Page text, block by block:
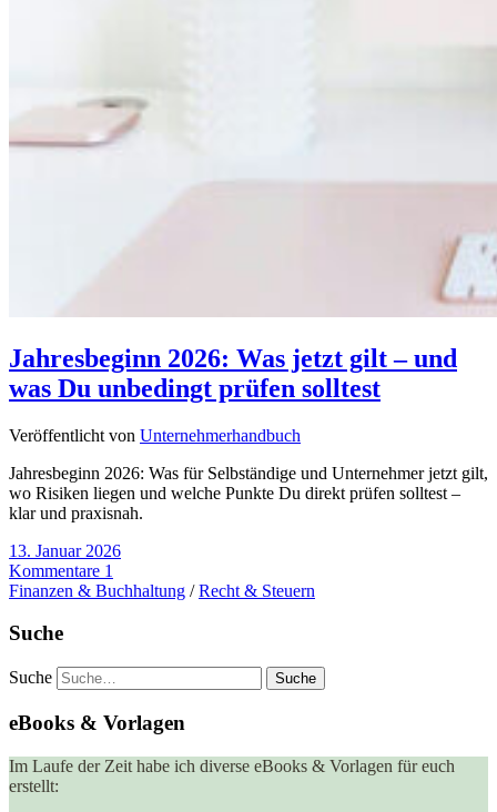
Jahresbeginn 2026: Was jetzt gilt – und
was Du unbedingt prüfen solltest
Veröffentlicht von Unternehmerhandbuch
Jahresbeginn 2026: Was für Selbständige und Unternehmer jetzt gilt,
wo Risiken liegen und welche Punkte Du direkt prüfen solltest –
klar und praxisnah.
13. Januar 2026
Kommentare 1
Finanzen & Buchhaltung /Recht & Steuern
Suche
Suche
eBooks & Vorlagen
Im Laufe der Zeit habe ich diverse eBooks & Vorlagen für euch
erstellt: